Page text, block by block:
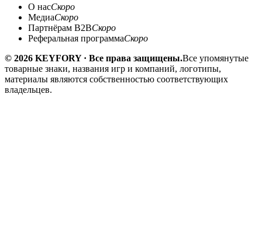
О насСкоро
МедиаСкоро
Партнёрам B2BСкоро
Реферальная программаСкоро
© 2026 KEYFORY · Все права защищены.Все упомянутые
товарные знаки, названия игр и компаний, логотипы,
материалы являются собственностью соответствующих
владельцев.